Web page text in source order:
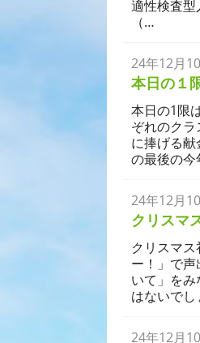
適性検査
（…
24年12月
本日の１
本日の1限
ぞれのク
に捧げる
の最後の
24年12月
クリスマ
クリスマ
ー！」で
いて」を
はないで
24年12月